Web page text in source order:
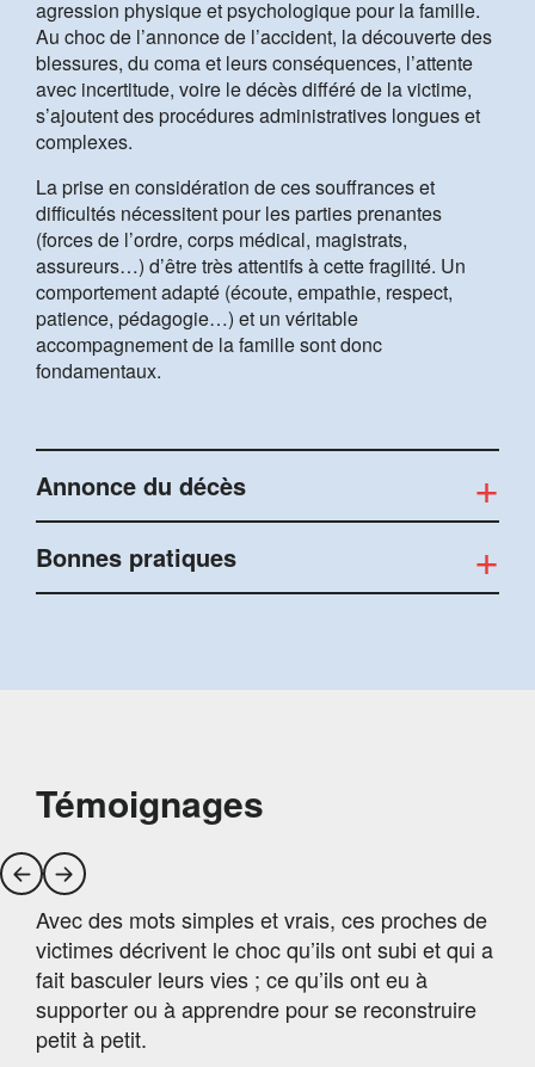
agression physique et psychologique pour la famille.
Au choc de l’annonce de l’accident, la découverte des
blessures, du coma et leurs conséquences, l’attente
avec incertitude, voire le décès différé de la victime,
s’ajoutent des procédures administratives longues et
complexes.
La prise en considération de ces souffrances et
difficultés nécessitent pour les parties prenantes
(forces de l’ordre, corps médical, magistrats,
assureurs…) d’être très attentifs à cette fragilité. Un
comportement adapté (écoute, empathie, respect,
patience, pédagogie…) et un véritable
accompagnement de la famille sont donc
fondamentaux.
Annonce du décès
Bonnes pratiques
Témoignages
Avec des mots simples et vrais, ces proches de
victimes décrivent le choc qu’ils ont subi et qui a
fait basculer leurs vies ; ce qu’ils ont eu à
supporter ou à apprendre pour se reconstruire
petit à petit.